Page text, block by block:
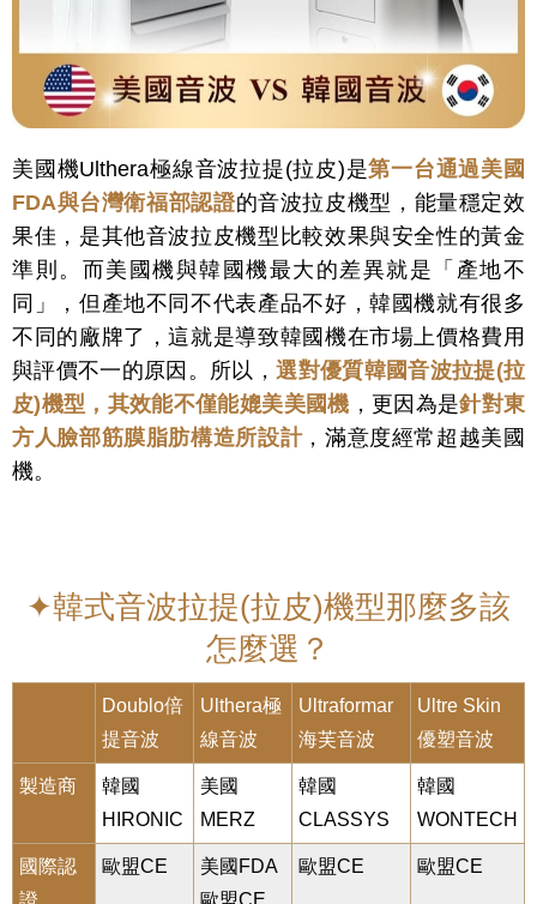
美國機Ulthera極線音波拉提(拉皮)是第一台通過美國
FDA與台灣衛福部認證的音波拉皮機型，能量穩定效
果佳，是其他音波拉皮機型比較效果與安全性的黃金
準則。而美國機與韓國機最大的差異就是「產地不
同」，但產地不同不代表產品不好，韓國機就有很多
不同的廠牌了，這就是導致韓國機在市場上價格費用
與評價不一的原因。所以，選對優質韓國音波拉提(拉
皮)機型，其效能不僅能媲美美國機 ， 更因為是針對東
方人臉部筋膜脂肪構造所設計，滿意度經常超越美國
機。
✦韓式音波拉提(拉皮)機型那麼多該
怎麼選？
Doublo倍
提音波
Ulthera極
線音波
Ultraformar
海芙音波
Ultre Skin
優塑音波
製造商
韓國
HIRONIC
美國
MERZ
韓國
CLASSYS
韓國
WONTECH
國際認
歐盟CE
美國FDA
歐盟CE 歐盟CE